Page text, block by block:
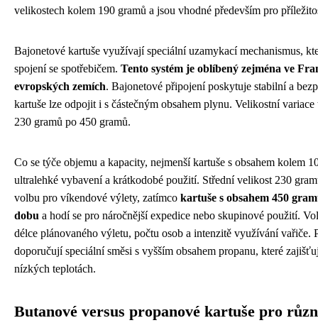
velikostech kolem 190 gramů a jsou vhodné především pro
Bajonetové kartuše využívají speciální uzamykací mechanismus,
spojení se spotřebičem. Tento systém je oblíbený zejména ve
evropských zemích. Bajonetové připojení poskytuje stabilní a
kartuše lze odpojit i s částečným obsahem plynu. Velikostní
230 gramů po 450 gramů.
Co se týče objemu a kapacity, nejmenší kartuše s obsahem kolem
ultralehké vybavení a krátkodobé použití. Střední velikost 230
volbu pro víkendové výlety, zatímco kartuše s obsahem 450
dobu a hodí se pro náročnější expedice nebo skupinové použití.
délce plánovaného výletu, počtu osob a intenzitě využívání vařiče.
doporučují speciální směsi s vyšším obsahem propanu, které
nízkých teplotách.
Butanové versus propanové kartuše pro